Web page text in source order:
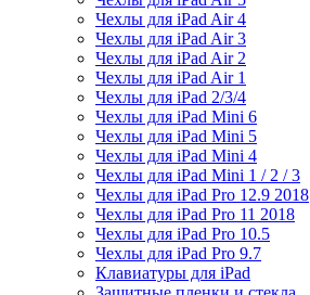
Чехлы для iPad Air 4
Чехлы для iPad Air 3
Чехлы для iPad Air 2
Чехлы для iPad Air 1
Чехлы для iPad 2/3/4
Чехлы для iPad Mini 6
Чехлы для iPad Mini 5
Чехлы для iPad Mini 4
Чехлы для iPad Mini 1 / 2 / 3
Чехлы для iPad Pro 12.9 2018
Чехлы для iPad Pro 11 2018
Чехлы для iPad Pro 10.5
Чехлы для iPad Pro 9.7
Клавиатуры для iPad